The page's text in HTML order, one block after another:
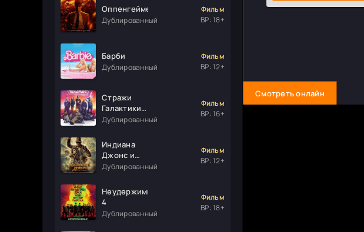
Оппенгеймер
Дублированный
Фильм
ВР: 18+
Барби
Дублированный
Фильм
ВР: 12+
Стражи
Галактики.
Часть 3
Дублированный
Фильм
ВР: 16+
Индиана
Джонс и
колесо
Дублированный
Фильм
ВР: 12+
Неудержимые
4
Дублированный
Фильм
ВР: 18+
Смотреть онлайн